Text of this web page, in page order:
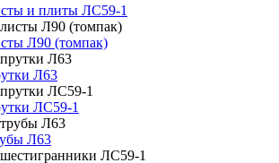
и плиты ЛС59-1
Л90 (томпак)
Л63
ЛС59-1
Л63